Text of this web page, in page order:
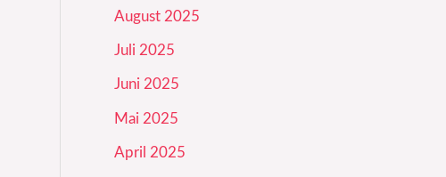
August 2025
Juli 2025
Juni 2025
Mai 2025
April 2025